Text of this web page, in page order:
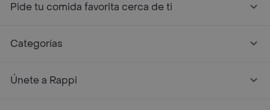
Pide tu comida favorita cerca de ti
Categorías
Únete a Rappi